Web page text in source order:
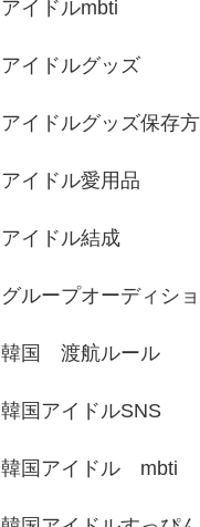
アイドルmbti
アイドルグッズ
アイドルグッズ保存
アイドル愛用品
アイドル結成
グループオーディシ
韓国 渡航ルール
韓国アイドルSNS
韓国アイドル mbti